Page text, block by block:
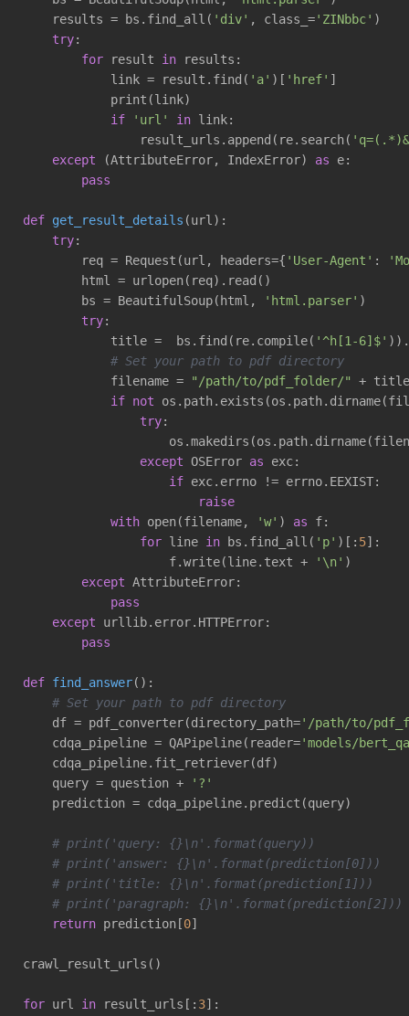
    results = bs.find_all(
'div' , class_='ZINbbc' )
try:
for result in results:
            link = result.find(
'a' )[ 'href' ]
            print(link)
if
'url' in link:
                result_urls.append(re.search(
except (AttributeError, IndexError) as e:
pass
def get_result_details (url) :
try:
        req = Request(url, headers={
'User-Agent' :
        html = urlopen(req).read()
        bs = BeautifulSoup(html,
'html.parser' )
try:
            title =  bs.find(re.compile(
'^h[1-6]$'
# Set your path to pdf directory
            filename =
"/path/to/pdf_folder/"
+
if not
try:
except OSError as exc:
if exc.errno != errno.EEXIST:
raise
with open(filename, 'w' ) as f:
for line in bs.find_all( 'p' )[: 5]:
                    f.write(line.text +
'\n' )
except AttributeError:
pass
except urllib.error.HTTPError:
pass
def find_answer() :
# Set your path to pdf directory
    df = pdf_converter(directory_path=
'/path/to/
    cdqa_pipeline = QAPipeline(reader=
'models/
    cdqa_pipeline.fit_retriever(df)
    query = question +
'?'
    prediction = cdqa_pipeline.predict(query)
# print('query: {}\n'.format(query))
# print('answer: {}\n'.format(prediction[0]))
# print('title: {}\n'.format(prediction[1]))
# print('paragraph: {}\n'.format(prediction[2]))
return prediction[0]
crawl_result_urls()
for url in result_urls[: 3]: